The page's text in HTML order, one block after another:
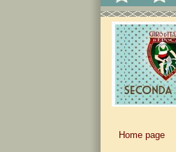
Home page